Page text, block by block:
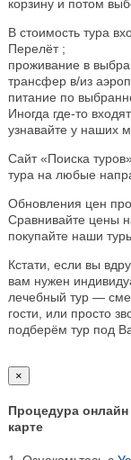
корзину и потом
В стоимость тура
Перелёт ;
проживание в
трансфер в/из
питание по
Иногда где-то
узнавайте у наших
Сайт «Поиска
тура на любые
Обновления цен
Сравнивайте цены
покупайте наши
Кстати, если вы
вам нужен
лечебный тур —
гости, или просто
подберём тур под
×
Процедура
карте